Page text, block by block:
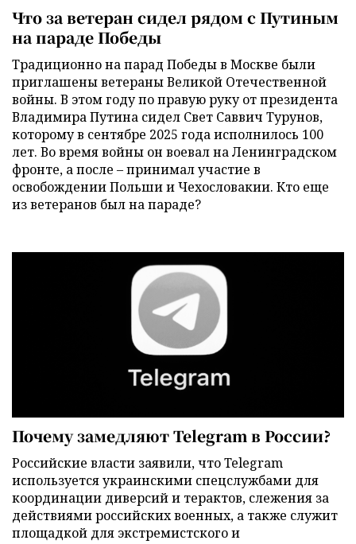
Что за ветеран сидел рядом с Путиным
на параде Победы
Традиционно на парад Победы в Москве были
приглашены ветераны Великой Отечественной
войны. В этом году по правую руку от президента
Владимира Путина сидел Свет Саввич Турунов,
которому в сентябре 2025 года исполнилось 100
лет. Во время войны он воевал на Ленинградском
фронте, а после – принимал участие в
освобождении Польши и Чехословакии. Кто еще
из ветеранов был на параде?
Почему замедляют Telegram в России?
Российские власти заявили, что Telegram
используется украинскими спецслужбами для
координации диверсий и терактов, слежения за
действиями российских военных, а также служит
площадкой для экстремистского и